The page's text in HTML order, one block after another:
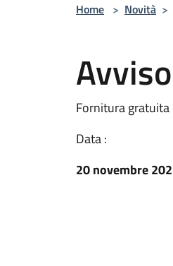
Home > Novità >
Fornitura
Data :
20 novembre